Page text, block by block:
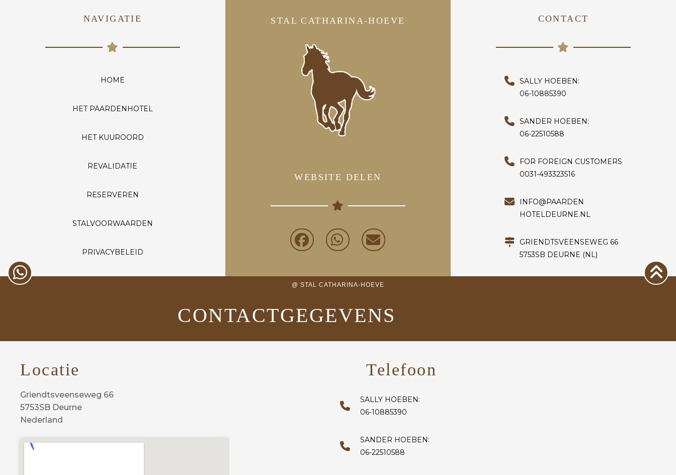
NAVIGATIE
HOME
HET PAARDENHOTEL
HET KUUROORD
REVALIDATIE
RESERVEREN
STALVOORWAARDEN
PRIVACYBELEID
STAL CATHARINA-HOEVE
WEBSITE DELEN
CONTACT
SALLY HOEBEN:
06-10885390
SANDER HOEBEN:
06-22510588
FOR FOREIGN CUSTOMERS
0031-493323516
INFO@PAARDEN
HOTELDEURNE.NL
GRIENDTSVEENSEWEG 66
5753SB DEURNE (NL)
@ STAL CATHARINA-HOEVE
CONTACTGEGEVENS
Locatie
Griendtsveenseweg 66
5753SB Deurne
Nederland
Telefoon
SALLY HOEBEN:
06-10885390
SANDER HOEBEN:
06-22510588